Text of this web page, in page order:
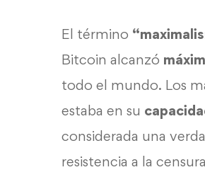
El término
Bitcoin alcanzó
todo el mundo. Los
estaba en su
considerada una
resistencia a la